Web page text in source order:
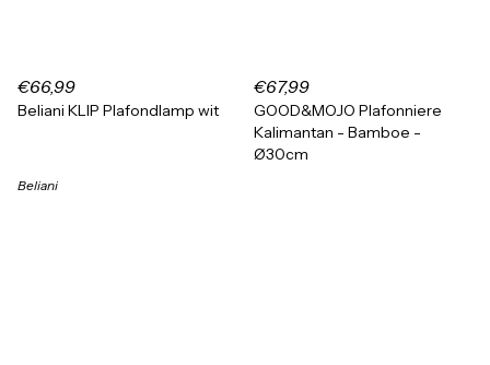
€66,99
Beliani KLIP Plafondlamp wit
Beliani
€67,99
GOOD&MOJO Plafonniere
Kalimantan - Bamboe -
Ø30cm